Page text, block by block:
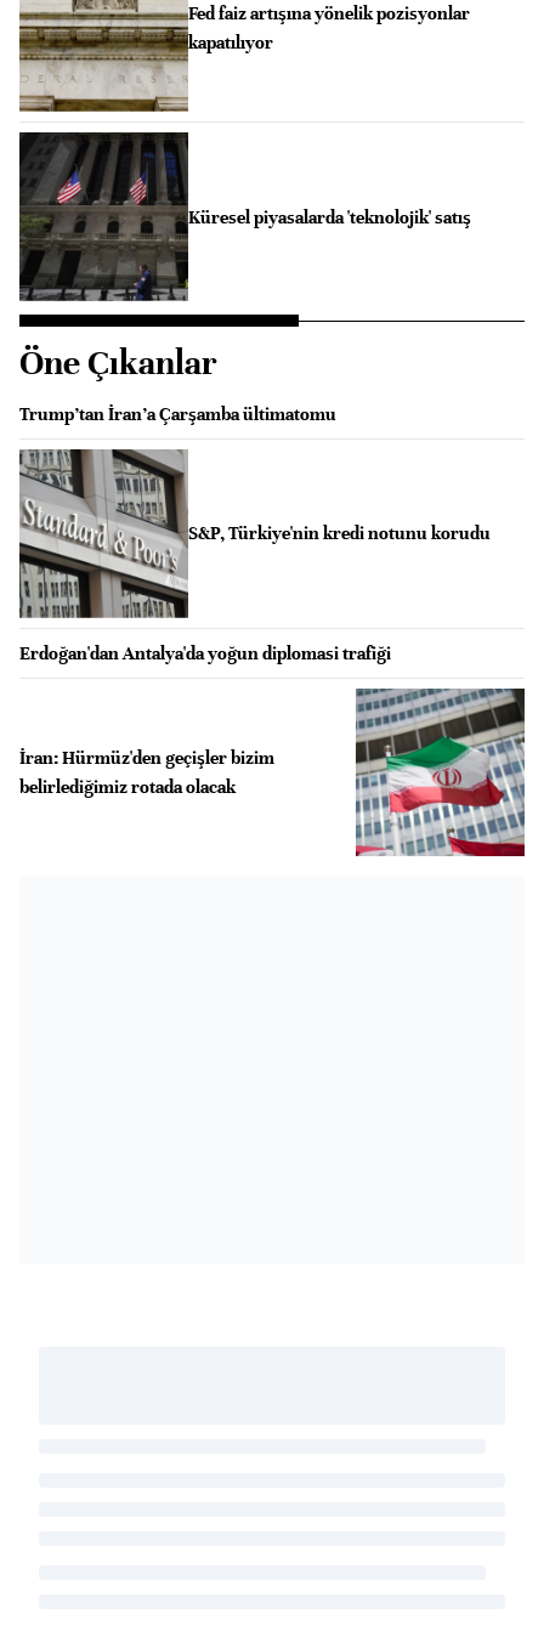
Fed faiz artışına yönelik pozisyonlar
kapatılıyor
Küresel piyasalarda 'teknolojik' satış
Öne Çıkanlar
Trump’tan İran’a Çarşamba ültimatomu
S&P, Türkiye'nin kredi notunu korudu
Erdoğan'dan Antalya'da yoğun diplomasi trafiği
İran: Hürmüz'den geçişler bizim
belirlediğimiz rotada olacak